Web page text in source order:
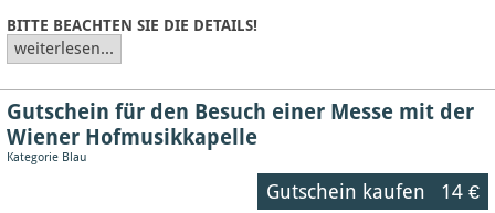
BITTE BEACHTEN SIE DIE DETAILS!
weiterlesen...
Gutschein für den Besuch einer Messe mit der
Wiener Hofmusikkapelle
Kategorie Blau
Gutschein kaufen 14 €